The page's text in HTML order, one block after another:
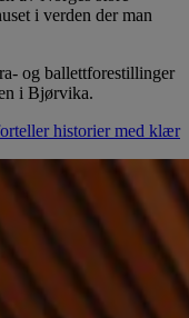
i verden der man
og ballettforestillinger
i Bjørvika.
historier med klær